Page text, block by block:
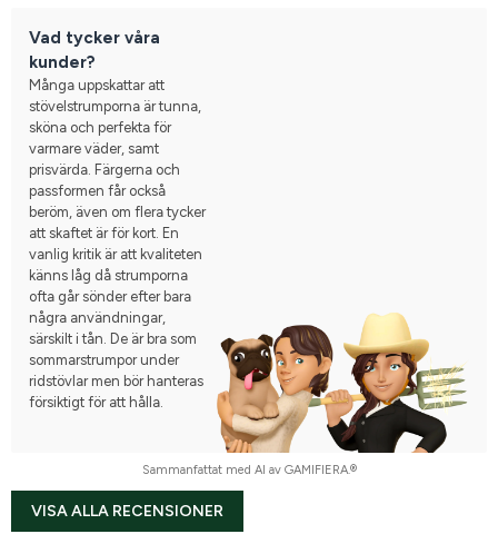
Vad tycker våra
kunder?
Många uppskattar att
stövelstrumporna är tunna,
sköna och perfekta för
varmare väder, samt
prisvärda. Färgerna och
passformen får också
beröm, även om flera tycker
att skaftet är för kort. En
vanlig kritik är att kvaliteten
känns låg då strumporna
ofta går sönder efter bara
några användningar,
särskilt i tån. De är bra som
sommarstrumpor under
ridstövlar men bör hanteras
försiktigt för att hålla.
Sammanfattat med AI av GAMIFIERA.®
VISA ALLA RECENSIONER